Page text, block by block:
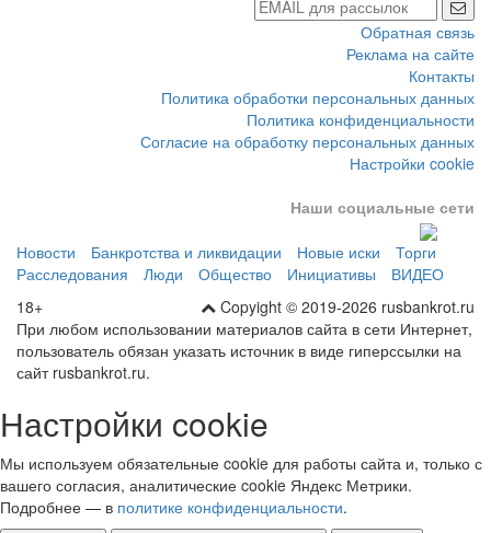
Обратная связь
Реклама на сайте
Контакты
Политика обработки персональных данных
Политика конфиденциальности
Согласие на обработку персональных данных
Настройки cookie
Наши социальные сети
Новости Банкротства и ликвидации Новые иски
Торги
Расследования
Люди Общество Инициативы
ВИДЕО
Copyight © 2019-2026 rusbankrot.ru
18+
При любом использовании материалов сайта в сети Интернет,
пользователь обязан указать источник в виде гиперссылки на
сайт rusbankrot.ru.
Настройки cookie
Мы используем обязательные cookie для работы сайта и, только с
вашего согласия, аналитические cookie Яндекс Метрики.
Подробнее — в политике конфиденциальности.